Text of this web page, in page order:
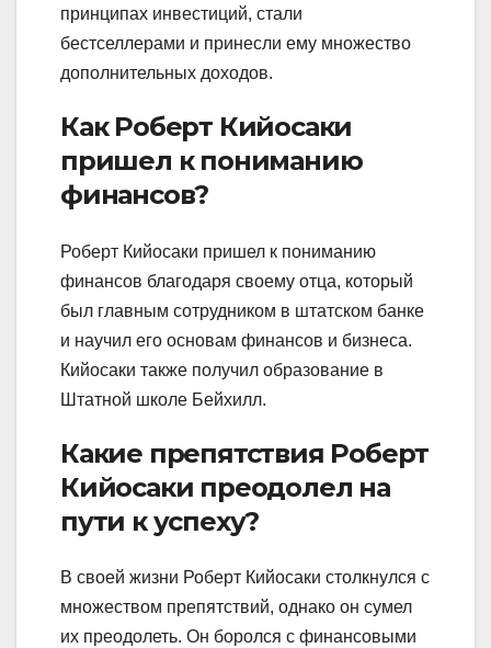
принципах инвестиций, стали
бестселлерами и принесли ему множество
дополнительных доходов.
Как Роберт Кийосаки
пришел к пониманию
финансов?
Роберт Кийосаки пришел к пониманию
финансов благодаря своему отца, который
был главным сотрудником в штатском банке
и научил его основам финансов и бизнеса.
Кийосаки также получил образование в
Штатной школе Бейхилл.
Какие препятствия Роберт
Кийосаки преодолел на
пути к успеху?
В своей жизни Роберт Кийосаки столкнулся с
множеством препятствий, однако он сумел
их преодолеть. Он боролся с финансовыми